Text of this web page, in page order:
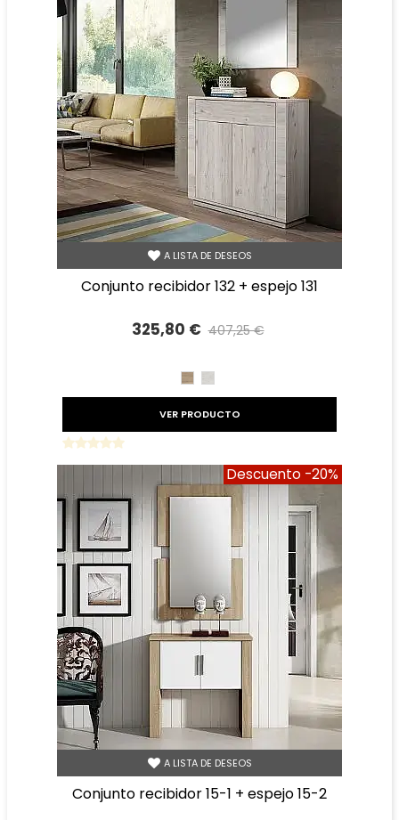
A LISTA DE DESEOS
conjunto recibidor 132 + espejo 131
325,80 € 407,25 €
CAMBRIAN
VER PRODUCTO
Descuento -20%
A LISTA DE DESEOS
conjunto recibidor 15-1 + espejo 15-2